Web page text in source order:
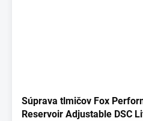
Súprava tlmičov Fox
Reservoir Adjustable DSC